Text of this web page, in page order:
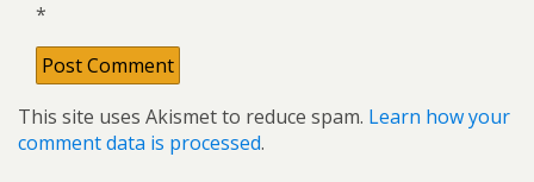
*
This site uses Akismet to reduce spam. Learn how your
comment data is processed.